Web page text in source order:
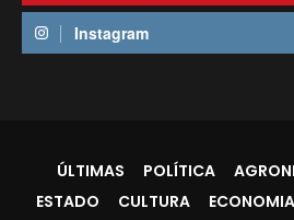
Instagram
ÚLTIMAS POLÍTICA
ESTADO
CULTURA ECONOMIA